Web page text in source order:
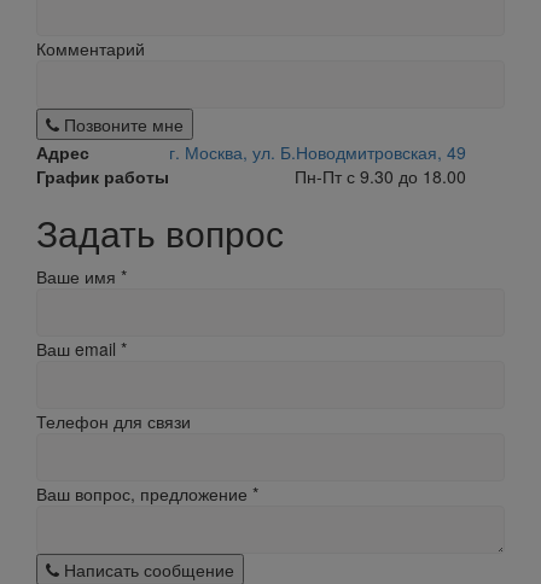
Комментарий
Позвоните мне
Адрес
г. Москва, ул. Б.Новодмитровская, 49
График работы
Пн-Пт с 9.30 до 18.00
Задать вопрос
Ваше имя *
Ваш email *
Телефон для связи
Ваш вопрос, предложение *
Написать сообщение